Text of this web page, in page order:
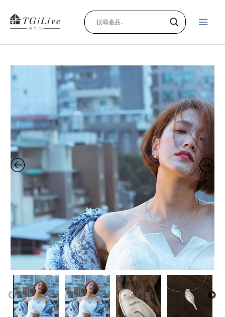
主
單
鳥
純
鍊
quantity